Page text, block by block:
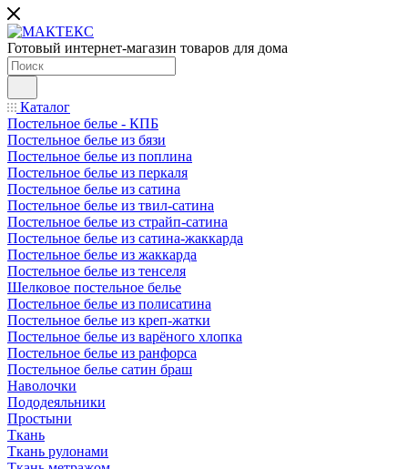
Готовый интернет-магазин товаров для дома
Каталог
Постельное белье - КПБ
Постельное белье из бязи
Постельное белье из поплина
Постельное белье из перкаля
Постельное белье из сатина
Постельное белье из твил-сатина
Постельное белье из страйп-сатина
Постельное белье из сатина-жаккарда
Постельное белье из жаккарда
Постельное белье из тенселя
Шелковое постельное белье
Постельное белье из полисатина
Постельное белье из креп-жатки
Постельное белье из варёного хлопка
Постельное белье из ранфорса
Постельное белье сатин браш
Наволочки
Пододеяльники
Простыни
Ткань
Ткань рулонами